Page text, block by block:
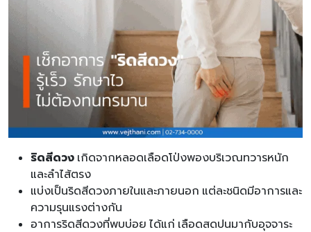
ริดสีดวง เกิดจากหลอดเลือดโป่งพองบริเวณทวารหนัก
และลำไส้ตรง
แบ่งเป็นริดสีดวงภายในและภายนอก แต่ละชนิดมีอาการและ
ความรุนแรงต่างกัน
อาการริดสีดวงที่พบบ่อย ได้แก่ เลือดสดปนมากับอุจจาระ